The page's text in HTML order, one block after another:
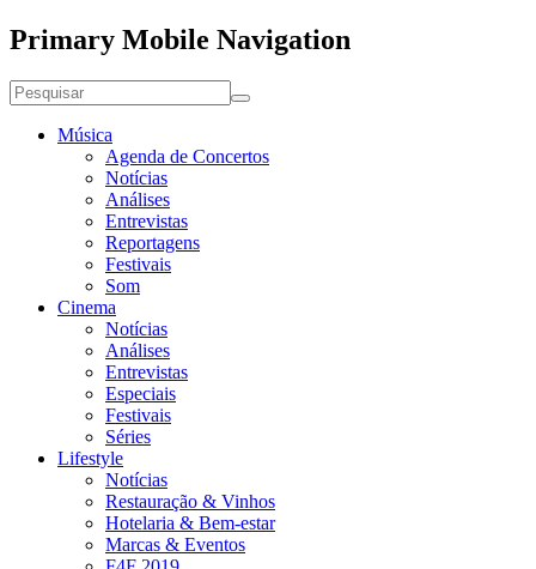
Primary Mobile Navigation
Música
Agenda de Concertos
Notícias
Análises
Entrevistas
Reportagens
Festivais
Som
Cinema
Notícias
Análises
Entrevistas
Especiais
Festivais
Séries
Lifestyle
Notícias
Restauração & Vinhos
Hotelaria & Bem-estar
Marcas & Eventos